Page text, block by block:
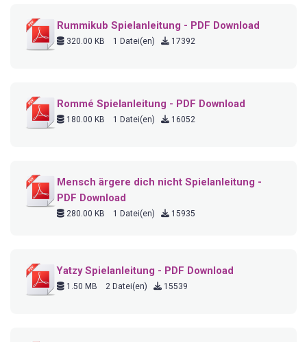
Rummikub Spielanleitung - PDF Download
320.00 KB 1 Datei(en) 17392
Rommé Spielanleitung - PDF Download
180.00 KB 1 Datei(en) 16052
Mensch ärgere dich nicht Spielanleitung -
PDF Download
280.00 KB 1 Datei(en) 15935
Yatzy Spielanleitung - PDF Download
1.50 MB 2 Datei(en) 15539